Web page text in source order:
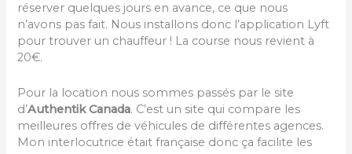
réserver quelques jours en avance, ce que nous
n’avons pas fait. Nous installons donc l’application Lyft
pour trouver un chauffeur ! La course nous revient à
20€.
Pour la location nous sommes passés par le site
d’Authentik Canada. C’est un site qui compare les
meilleures offres de véhicules de différentes agences.
Mon interlocutrice était française donc ça facilite les